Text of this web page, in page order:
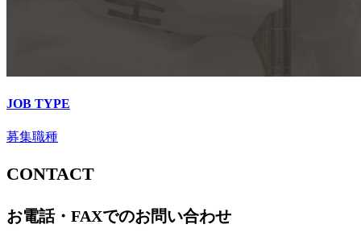
JOB TYPE
募集職種
CONTACT
お電話・FAXでのお問い合わせ